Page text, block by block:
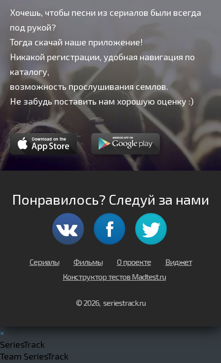
Хочешь, чтобы песни из сериалов были всегда
под рукой?
Тогда скачай наше приложение!
Никакой регистрации, удобная навигация по
каталогу,
возможность прослушивания семлов.
Не забудь поставить нам хорошую оценку :)
Понравилось? Следуй за нами
Сериалы Фильмы О проекте
Виджет
Конструктор тестов Madtest.ru
© 2026, seriestrack.ru
×
SeriesTrack
Team SeriesTrack